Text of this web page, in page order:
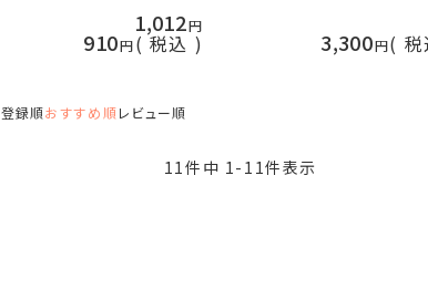
1,012
910 税込 3,300 税
登録順おすすめ順レビュー順
11件中 1 - 11件表示